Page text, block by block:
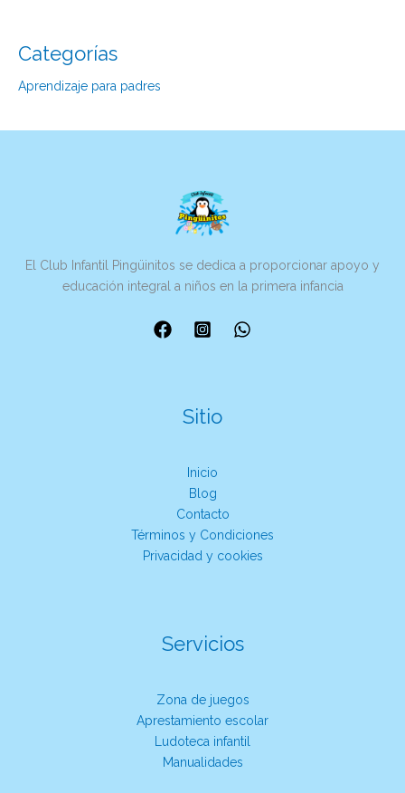
Categorías
Aprendizaje para padres
El Club Infantil Pingüinitos se dedica a proporcionar apoyo y
educación integral a niños en la primera infancia
Sitio
Inicio
Blog
Contacto
Términos y Condiciones
Privacidad y cookies
Servicios
Zona de juegos
Aprestamiento escolar
Ludoteca infantil
Manualidades